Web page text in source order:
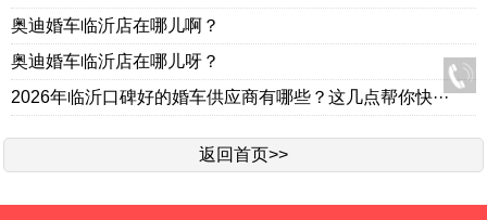
奥迪婚车临沂店在哪儿啊？
奥迪婚车临沂店在哪儿呀？
2026年临沂口碑好的婚车供应商有哪些？这几点帮你快···
返回首页>>